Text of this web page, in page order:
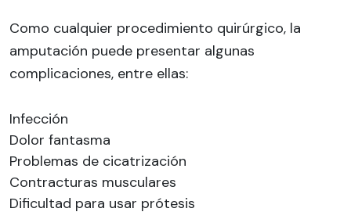
Como cualquier procedimiento quirúrgico, la
amputación puede presentar algunas
complicaciones, entre ellas:
Infección
Dolor fantasma
Problemas de cicatrización
Contracturas musculares
Dificultad para usar prótesis